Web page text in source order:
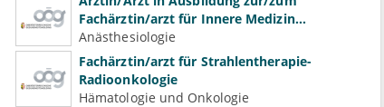
Fachärztin/arzt für Innere Medizin
(Kardiologie, Nephrologie, Intensivmedizin)
Anästhesiologie
Fachärztin/arzt für Strahlentherapie-
Radioonkologie
Hämatologie und Onkologie